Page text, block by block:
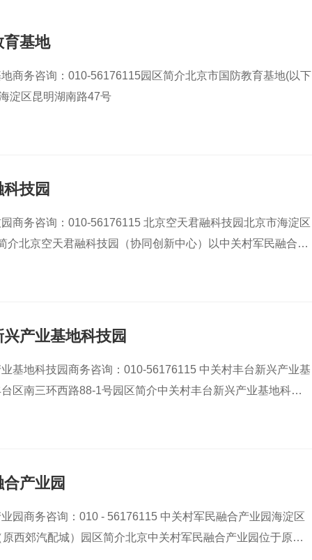
育基地
商务咨询：010-56176115园区简介北京市国防教育基地(以下
淀区昆明湖南路47号
技园
商务咨询：010-56176115 北京空天君融科技园北京市海淀区
介北京空天君融科技园（协同创新中心）以中关村军民融合产
产业基地科技园
技园商务咨询：010-56176115 中关村丰台新兴产业基
区南三环西路88-1号园区简介中关村丰台新兴产业基地科技
产业园
园商务咨询：010 - 56176115 中关村军民融合产业园海淀区
西郊汽配城）园区简介北京中关村军民融合产业园位于原西